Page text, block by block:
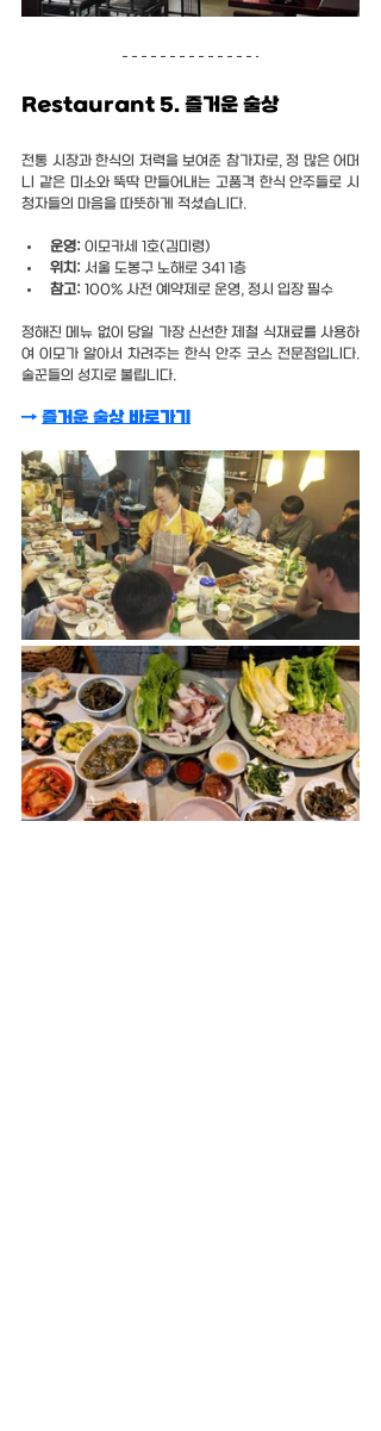
Restaurant 5. 즐거운 술상
전통 시장과 한식의 저력을 보여준 참가자로, 정 많은 어머
니 같은 미소와 뚝딱 만들어내는 고품격 한식 안주들로 시
청자들의 마음을 따뜻하게 적셨습니다.
운영: 이모카세 1호(김미령)
위치: 서울 도봉구 노해로 341 1층
참고: 100% 사전 예약제로 운영, 정시 입장 필수
정해진 메뉴 없이 당일 가장 신선한 제철 식재료를 사용하
여 이모가 알아서 차려주는 한식 안주 코스 전문점입니다.
술꾼들의 성지로 불립니다.
→ 즐거운 술상 바로가기